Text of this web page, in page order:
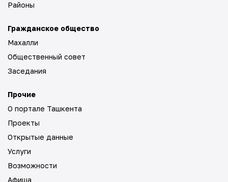
Районы
Гражданское общество
Махалли
Общественный совет
Заседания
Прочие
О портале Ташкента
Проекты
Открытые данные
Услуги
Возможности
Афиша